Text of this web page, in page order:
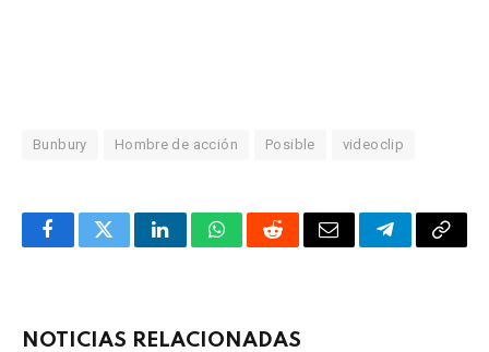
Bunbury Hombre de acción Posible videoclip
FacebookTwitterLinkedInWhatsAppRedditCorreoTelegrama
NOTICIAS RELACIONADAS